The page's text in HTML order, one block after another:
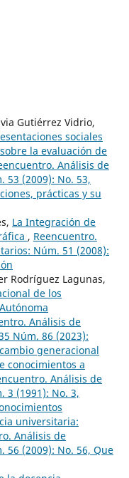
Gutiérrez Vidrio,
sociales
la evaluación de
Análisis de
53 (2009): No. 53,
prácticas y su
La Integración de
, Reencuentro.
Núm. 51 (2008):
Rodríguez Lagunas,
de los
Análisis de
Núm. 86 (2023):
generacional
conocimientos a
Análisis de
3 (1991): No. 3,
universitaria:
Análisis de
(2009): No. 56, Que